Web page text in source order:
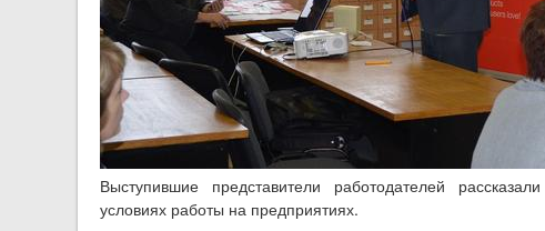
Выступившие представители работодателей
условиях работы на предприятиях.